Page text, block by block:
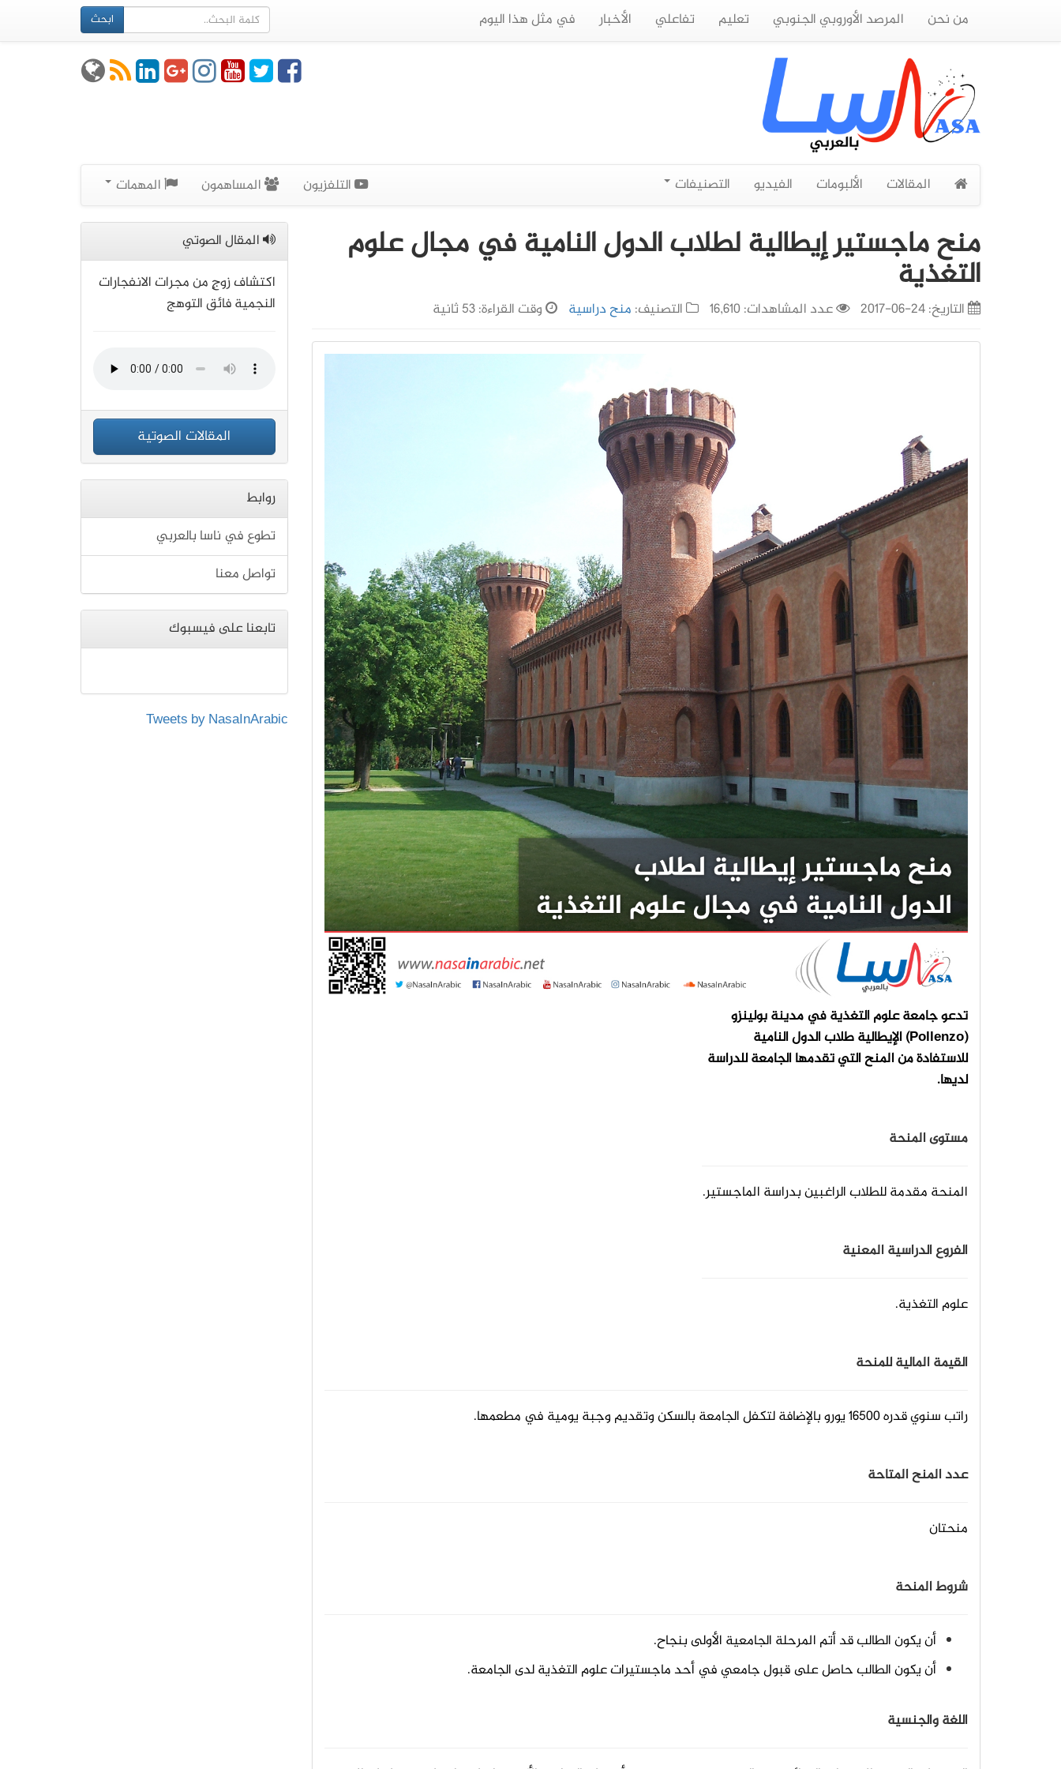
من نحن المرصد الأوروبي الجنوبي تعليم تفاعلي الأخبار في مثل هذا اليوم ابحث
المقالات الألبومات الفيديو التصنيفات التلفزيون المساهمون المهمات
منح ماجستير إيطالية لطلاب الدول النامية في مجال علوم
التغذية
التاريخ:24-06-2017 عدد المشاهدات: 16,610 التصنيف: منح دراسية وقت القراءة: 53 ثانية
تدعو جامعة علوم التغذية في مدينة بولينزو
(Pollenzo) الإيطالية طلاب الدول النامية
للاستفادة من المنح التي تقدمها الجامعة للدراسة
لديها.
مستوى المنحة
المنحة مقدمة للطلاب الراغبين بدراسة الماجستير.
الفروع الدراسية المعنية
علوم التغذية.
القيمة المالية للمنحة
راتب سنوي قدره 16500 يورو بالإضافة لتكفل الجامعة بالسكن وتقديم وجبة يومية في مطعمها.
عدد المنح المتاحة
منحتان
شروط المنحة
أن يكون الطالب قد أتم المرحلة الجامعية الأولى بنجاح.
أن يكون الطالب حاصل على قبول جامعي في أحد ماجستيرات علوم التغذية لدى الجامعة.
اللغة والجنسية
المقال الصوتي
اكتشاف زوجٍ من مجرات الانفجارات
النجمية فائق التوهج
المقالات الصوتية
روابط
تطوع في ناسا بالعربي
تواصل معنا
تابعنا على فيسبوك
Tweets by NasaInArabic